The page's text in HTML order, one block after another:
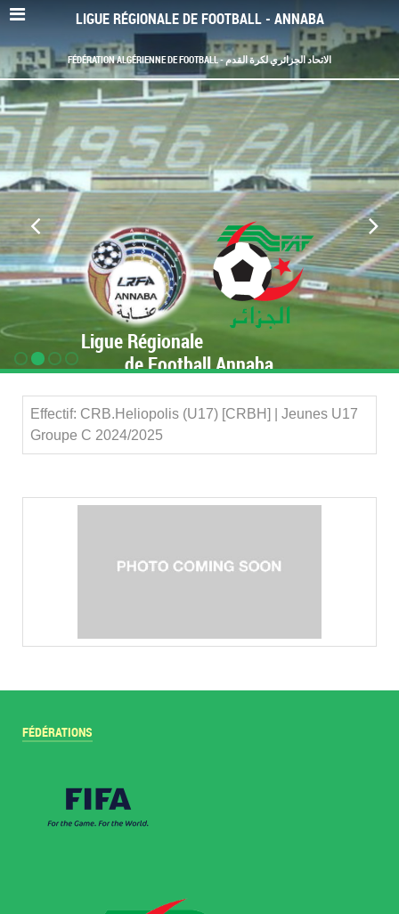
LIGUE RÉGIONALE DE FOOTBALL - ANNABA
FÉDÉRATION ALGÉRIENNE DE FOOTBALL - الاتحاد الجزائري لكرة القدم
Ligue Régionale
de Football Annaba
Effectif: CRB.Heliopolis (U17) [CRBH] | Jeunes U17
Groupe C 2024/2025
FÉDÉRATIONS